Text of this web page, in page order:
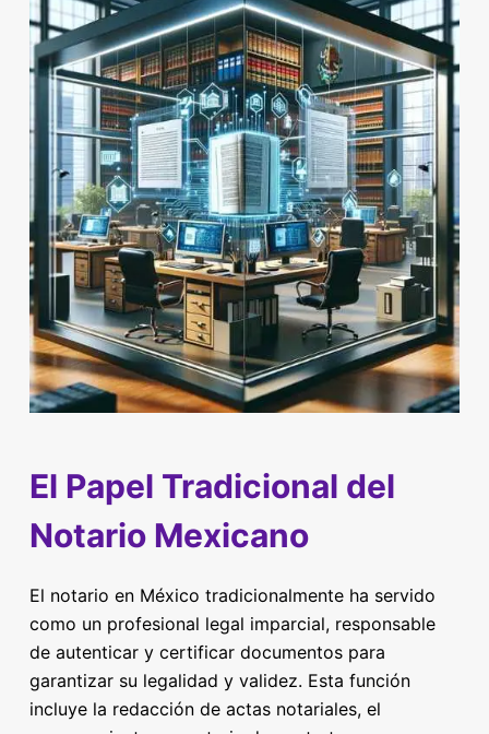
El Papel Tradicional del
Notario Mexicano
El notario en México tradicionalmente ha servido
como un profesional legal imparcial, responsable
de autenticar y certificar documentos para
garantizar su legalidad y validez. Esta función
incluye la redacción de actas notariales, el